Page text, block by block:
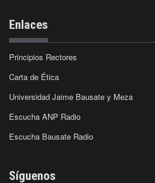
Enlaces
Principios Rectores
Carta de Ética
Universidad Jaime Bausate y Meza
Escucha ANP Radio
Escucha Bausate Radio
Síguenos